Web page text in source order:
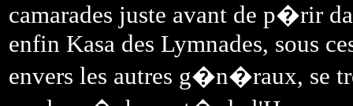
camarades juste avant de p�rir
enfin Kasa des Lymnades, sous
envers les autres g�n�raux,